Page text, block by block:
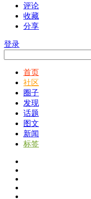
评论
收藏
分享
登录
首页
社区
圈子
发现
话题
图文
新闻
标签